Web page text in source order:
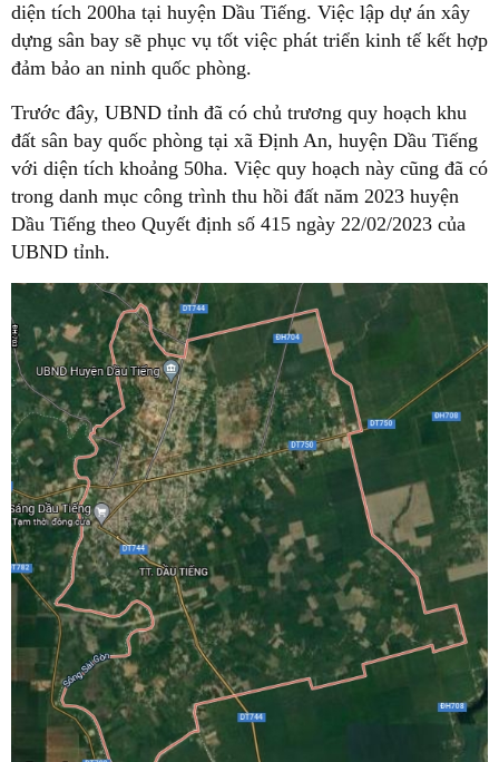
diện tích 200ha tại huyện Dầu Tiếng. Việc lập dự án xây
dựng sân bay sẽ phục vụ tốt việc phát triển kinh tế kết hợp
đảm bảo an ninh quốc phòng.
Trước đây, UBND tỉnh đã có chủ trương quy hoạch khu
đất sân bay quốc phòng tại xã Định An, huyện Dầu Tiếng
với diện tích khoảng 50ha. Việc quy hoạch này cũng đã có
trong danh mục công trình thu hồi đất năm 2023 huyện
Dầu Tiếng theo Quyết định số 415 ngày 22/02/2023 của
UBND tỉnh.